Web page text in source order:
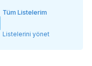
Tüm Listelerim
Listelerini yönet